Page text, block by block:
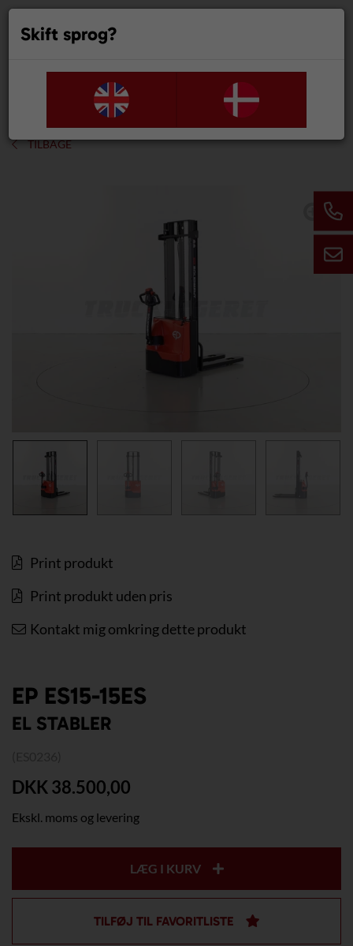
TILBAGE

Print produkt
Print produkt uden pris
Kontakt mig omkring dette produkt
EP ES15-15ES
EL STABLER
DKK 38.500,00
Ekskl. moms og levering
LÆG I KURV
TILFØJ TIL FAVORITLISTE
Skift sprog?